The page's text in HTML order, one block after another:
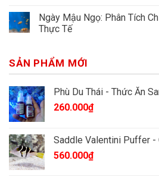
Ngày Mậu Ngọ: Phân Tích
Thực Tế
SẢN PHẨM MỚI
Phù Du Thái - Thức Ăn
260.000₫
Saddle Valentini Puffer -
560.000₫